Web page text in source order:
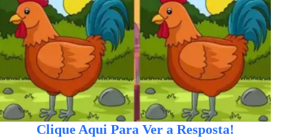
Clique Aqui Para Ver a Resposta!